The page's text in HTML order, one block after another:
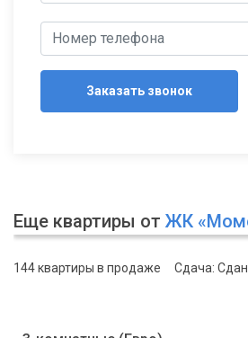
Заказать звонок
Еще квартиры от ЖК
144 квартиры в продаже
Сдача: